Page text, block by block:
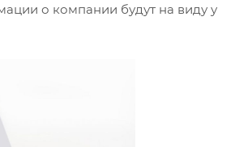
о компании будут на виду у